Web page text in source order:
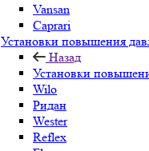
Vansan
Caprari
Установки повышения
Назад
Установки
Wilo
Ридан
Wester
Reflex